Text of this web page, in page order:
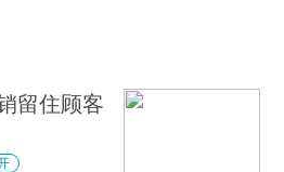
留住顾客